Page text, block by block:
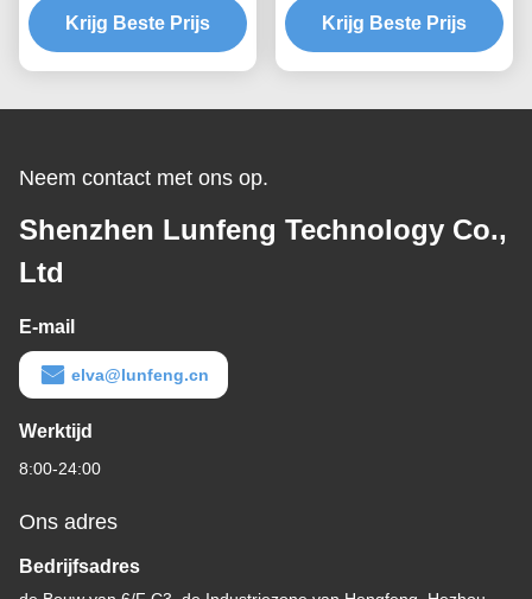
het Waterdichte Douane
Materiaal van de het
Krijg Beste Prijs
met 2.54mm Schakelaar
Krijg Beste Prijs
Neem contact met ons op.
Shenzhen Lunfeng Technology Co.,
Ltd
E-mail
elva@lunfeng.cn
Werktijd
8:00-24:00
Ons adres
Bedrijfsadres